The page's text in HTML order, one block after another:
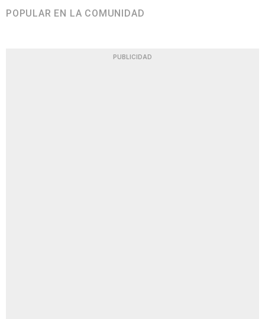
POPULAR EN LA COMUNIDAD
PUBLICIDAD